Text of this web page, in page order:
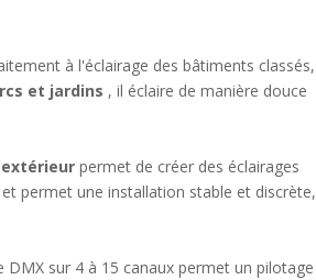
à l'éclairage des bâtiments classés,
et jardins , il éclaire de manière douce
permet de créer des éclairages
permet une installation stable et discrète,
sur 4 à 15 canaux permet un pilotage